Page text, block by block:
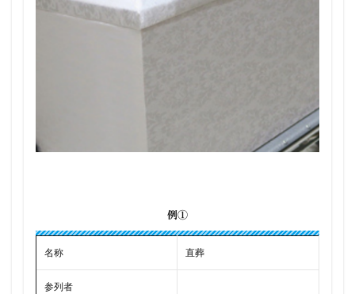
例①
名称 直葬
参列者